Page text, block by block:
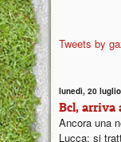
Tweets by
lunedì, 20
Bcl, arriva
Ancora una
Lucca: si